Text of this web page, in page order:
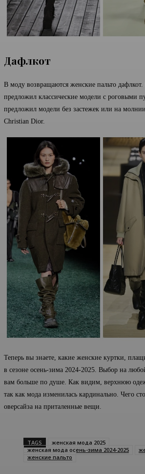
Дафлкот
В моду возвращаются женские пальто дафлкот.
предложил классические модели с роговыми
предложил модели без застежек или на
Christian Dior.
Теперь вы знаете, какие женские куртки,
в сезоне осень-зима 2024-2025. Выбор на
вам больше по душе. Как видим, верхнюю
так как мода изменилась кардинально. Чего
оверсайза на приталенные вещи.
TAGS
женская мода 2025
женская мода осень-зима 2024-2025
женские пальто